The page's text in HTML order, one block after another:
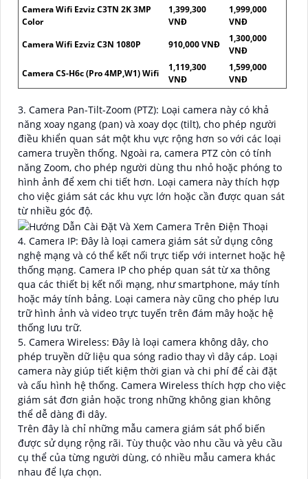
Camera Wifi Ezviz C3TN 2K 3MP
Color
1,399,300
VNĐ
1,999,000
VNĐ
Camera Wifi Ezviz C3N 1080P
910,000 VNĐ
1,300,000
VNĐ
Camera CS-H6c (Pro 4MP,W1) Wifi
1,119,300
VNĐ
1,599,000
VNĐ
3. Camera Pan-Tilt-Zoom (PTZ): Loại camera này có khả
năng xoay ngang (pan) và xoay dọc (tilt), cho phép người
điều khiển quan sát một khu vực rộng hơn so với các loại
camera truyền thống. Ngoài ra, camera PTZ còn có tính
năng Zoom, cho phép người dùng thu nhỏ hoặc phóng to
hình ảnh để xem chi tiết hơn. Loại camera này thích hợp
cho việc giám sát các khu vực lớn hoặc cần được quan sát
từ nhiều góc độ.
4. Camera IP: Đây là loại camera giám sát sử dụng công
nghệ mạng và có thể kết nối trực tiếp với internet hoặc hệ
thống mạng. Camera IP cho phép quan sát từ xa thông
qua các thiết bị kết nối mạng, như smartphone, máy tính
hoặc máy tính bảng. Loại camera này cũng cho phép lưu
trữ hình ảnh và video trực tuyến trên đám mây hoặc hệ
thống lưu trữ.
5. Camera Wireless: Đây là loại camera không dây, cho
phép truyền dữ liệu qua sóng radio thay vì dây cáp. Loại
camera này giúp tiết kiệm thời gian và chi phí để cài đặt
và cấu hình hệ thống. Camera Wireless thích hợp cho việc
giám sát đơn giản hoặc trong những không gian không
thể dễ dàng đi dây.
Trên đây là chỉ những mẫu camera giám sát phổ biến
được sử dụng rộng rãi. Tùy thuộc vào nhu cầu và yêu cầu
cụ thể của từng người dùng, có nhiều mẫu camera khác
nhau để lựa chọn.